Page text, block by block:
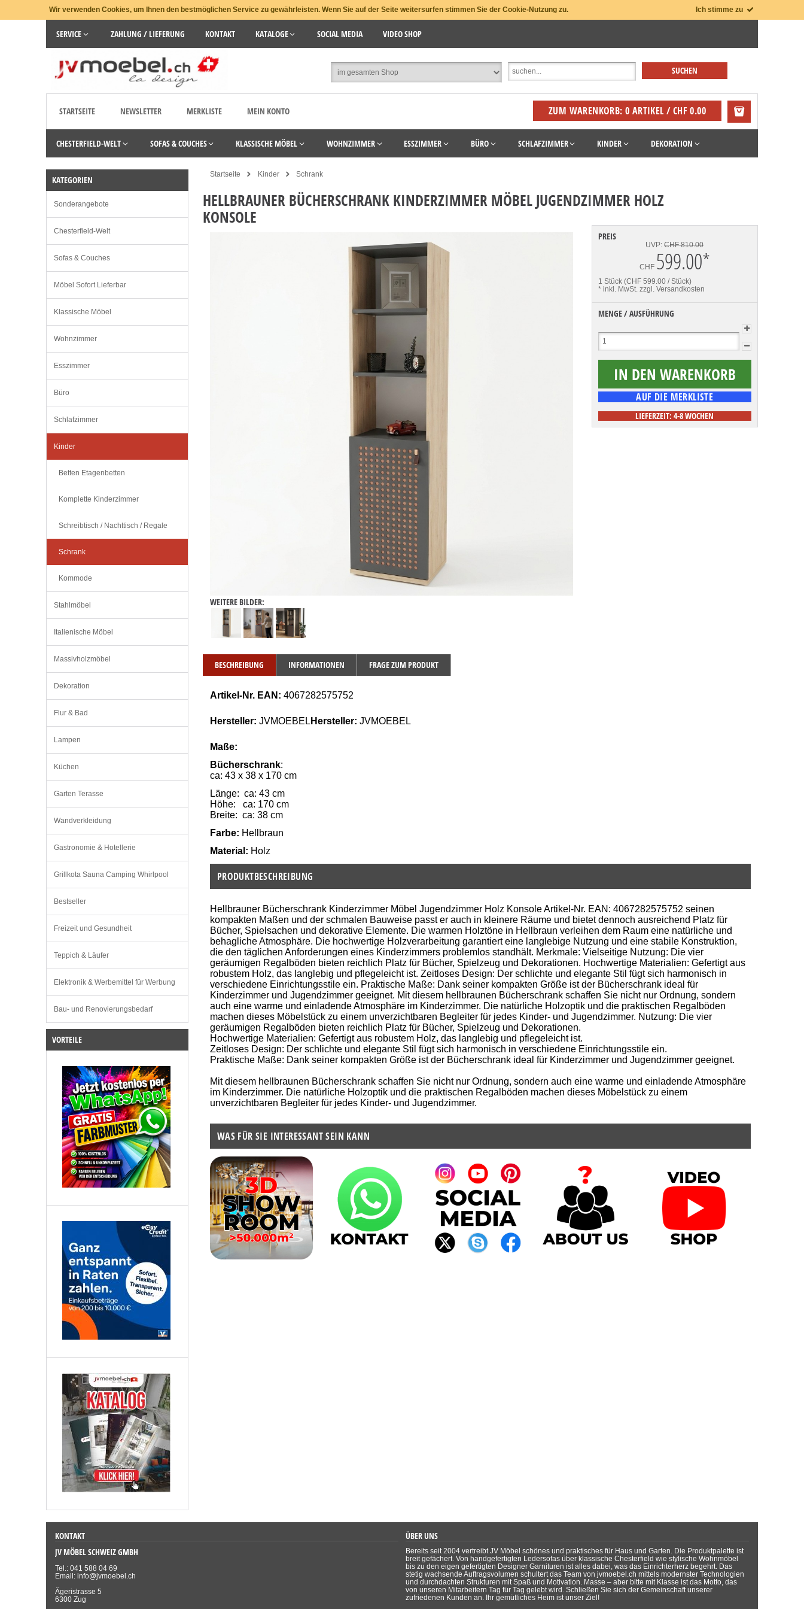
Wir verwenden Cookies, um Ihnen den bestmöglichen Service zu gewährleisten. Wenn Sie auf der Seite weitersurfen stimmen Sie der Cookie-Nutzung zu. Ich stimme zu
SERVICE ZAHLUNG / LIEFERUNG KONTAKT KATALOGE SOCIAL MEDIA VIDEO SHOP
STARTSEITE NEWSLETTER MERKLISTE MEIN KONTO ZUM WARENKORB: 0 ARTIKEL / CHF 0.00
CHESTERFIELD-WELT SOFAS & COUCHES KLASSISCHE MÖBEL WOHNZIMMER ESSZIMMER BÜRO SCHLAFZIMMER KINDER DEKORATION
Startseite Kinder Schrank
HELLBRAUNER BÜCHERSCHRANK KINDERZIMMER MÖBEL JUGENDZIMMER HOLZ
KONSOLE
WEITERE BILDER:
PREIS
UVP:CHF 810.00
CHF 599.00*
1 Stück (CHF 599.00 / Stück)
* inkl. MwSt. zzgl. Versandkosten
MENGE / AUSFÜHRUNG
LIEFERZEIT: 4-8 WOCHEN
BESCHREIBUNG INFORMATIONEN FRAGE ZUM PRODUKT
Artikel-Nr. EAN: 4067282575752
Hersteller: JVMOEBEL Hersteller: JVMOEBEL
Maße:
Bücherschrank:
ca: 43 x 38 x 170 cm
Länge: ca: 43 cm
Höhe: ca: 170 cm
Breite: ca: 38 cm
Farbe: Hellbraun
Material: Holz
PRODUKTBESCHREIBUNG
Hellbrauner Bücherschrank Kinderzimmer Möbel Jugendzimmer Holz Konsole Artikel-Nr. EAN: 4067282575752 seinen
kompakten Maßen und der schmalen Bauweise passt er auch in kleinere Räume und bietet dennoch ausreichend Platz für
Bücher, Spielsachen und dekorative Elemente. Die warmen Holztöne in Hellbraun verleihen dem Raum eine natürliche und
behagliche Atmosphäre. Die hochwertige Holzverarbeitung garantiert eine langlebige Nutzung und eine stabile Konstruktion,
die den täglichen Anforderungen eines Kinderzimmers problemlos standhält. Merkmale: Vielseitige Nutzung: Die vier
geräumigen Regalböden bieten reichlich Platz für Bücher, Spielzeug und Dekorationen. Hochwertige Materialien: Gefertigt aus
robustem Holz, das langlebig und pflegeleicht ist. Zeitloses Design: Der schlichte und elegante Stil fügt sich harmonisch in
verschiedene Einrichtungsstile ein. Praktische Maße: Dank seiner kompakten Größe ist der Bücherschrank ideal für
Kinderzimmer und Jugendzimmer geeignet. Mit diesem hellbraunen Bücherschrank schaffen Sie nicht nur Ordnung, sondern
auch eine warme und einladende Atmosphäre im Kinderzimmer. Die natürliche Holzoptik und die praktischen Regalböden
machen dieses Möbelstück zu einem unverzichtbaren Begleiter für jedes Kinder- und Jugendzimmer. Nutzung: Die vier
geräumigen Regalböden bieten reichlich Platz für Bücher, Spielzeug und Dekorationen.
Hochwertige Materialien: Gefertigt aus robustem Holz, das langlebig und pflegeleicht ist.
Zeitloses Design: Der schlichte und elegante Stil fügt sich harmonisch in verschiedene Einrichtungsstile ein.
Praktische Maße: Dank seiner kompakten Größe ist der Bücherschrank ideal für Kinderzimmer und Jugendzimmer geeignet.
Mit diesem hellbraunen Bücherschrank schaffen Sie nicht nur Ordnung, sondern auch eine warme und einladende Atmosphäre
im Kinderzimmer. Die natürliche Holzoptik und die praktischen Regalböden machen dieses Möbelstück zu einem
unverzichtbaren Begleiter für jedes Kinder- und Jugendzimmer.
WAS FÜR SIE INTERESSANT SEIN KANN
KATEGORIEN
Sonderangebote
Chesterfield-Welt
Sofas & Couches
Möbel Sofort Lieferbar
Klassische Möbel
Wohnzimmer
Esszimmer
Büro
Schlafzimmer
Kinder
Betten Etagenbetten
Komplette Kinderzimmer
Schreibtisch / Nachttisch / Regale
Schrank
Kommode
Stahlmöbel
Italienische Möbel
Massivholzmöbel
Dekoration
Flur & Bad
Lampen
Küchen
Garten Terasse
Wandverkleidung
Gastronomie & Hotellerie
Grillkota Sauna Camping Whirlpool
Bestseller
Freizeit und Gesundheit
Teppich & Läufer
Elektronik & Werbemittel für Werbung
Bau- und Renovierungsbedarf
VORTEILE
KONTAKT
JV MÖBEL SCHWEIZ GMBH
Tel.: 041 588 04 69
Email: info@jvmoebel.ch
Ägeristrasse 5
6300 Zug
ÜBER UNS
Bereits seit 2004 vertreibt JV Möbel schönes und praktisches für Haus und Garten. Die Produktpalette ist
breit gefächert. Von handgefertigten Ledersofas über klassische Chesterfield wie stylische Wohnmöbel
bis zu den eigen gefertigten Designer Garnituren ist alles dabei, was das Einrichterherz begehrt. Das
stetig wachsende Auftragsvolumen schultert das Team von jvmoebel.ch mittels modernster Technologien
und durchdachten Strukturen mit Spaß und Motivation. Masse – aber bitte mit Klasse ist das Motto, das
von unseren Mitarbeitern Tag für Tag gelebt wird. Schließen Sie sich der Gemeinschaft unserer
zufriedenen Kunden an. Ihr gemütliches Heim ist unser Ziel!